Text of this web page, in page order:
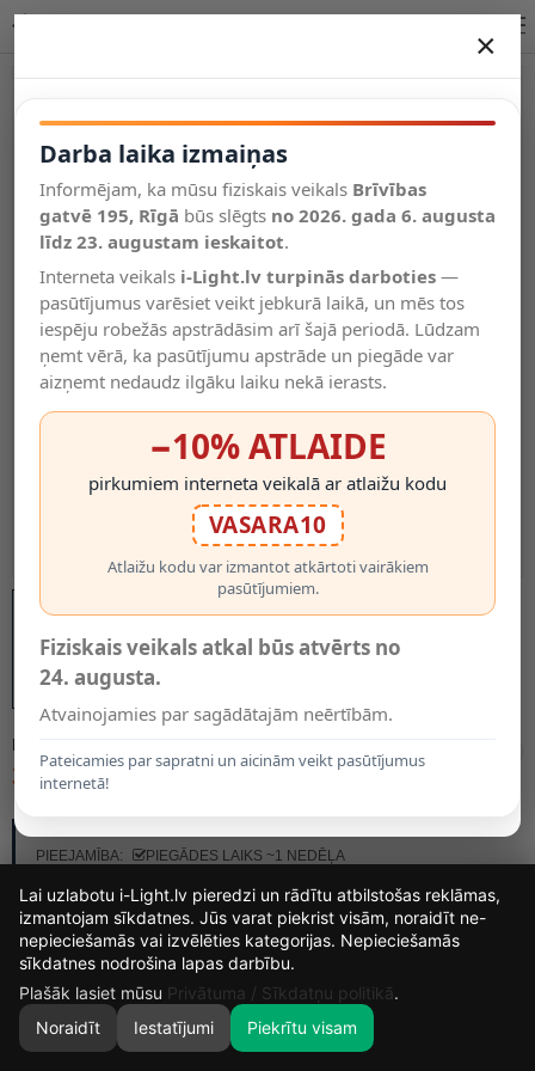
Salīdzināt
Vēlmju
saraksts
Valodas
0
MODELIS:
39.00€
PIEEJAMĪBA:
PIEGĀDES LAIKS ~1 NEDĒĻA
×
Darba laika izmaiņas
Informējam, ka mūsu fiziskais veikals Brīvības
gatvē 195, Rīgā būs slēgts no 2026. gada 6. augusta
līdz 23. augustam ieskaitot.
Interneta veikals i-Light.lv turpinās darboties —
pasūtījumus varēsiet veikt jebkurā laikā, un mēs tos
iespēju robežās apstrādāsim arī šajā periodā. Lūdzam
ņemt vērā, ka pasūtījumu apstrāde un piegāde var
aizņemt nedaudz ilgāku laiku nekā ierasts.
−10% ATLAIDE
pirkumiem interneta veikalā ar atlaižu kodu
VASARA10
Atlaižu kodu var izmantot atkārtoti vairākiem
pasūtījumiem.
Fiziskais veikals atkal būs atvērts no
24. augusta.
Atvainojamies par sagādātajām neērtībām.
Pateicamies par sapratni un aicinām veikt pasūtījumus
internetā!
15
DIENAS
17
STUNDAS
47
MIN.
2
Lai uzlabotu i-Light.lv pieredzi un rādītu atbilstošas reklāmas,
izmantojam sīkdatnes. Jūs varat piekrist visām, noraidīt ne-
nepieciešamās vai izvēlēties kategorijas. Nepieciešamās
sīkdatnes nodrošina lapas darbību.
Plašāk lasiet mūsu Privātuma / Sīkdatņu politikā.
Noraidīt
Iestatījumi Piekrītu visam